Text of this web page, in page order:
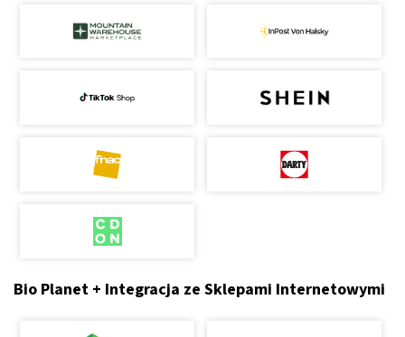
Bio Planet + Integracja ze Sklepami Internetowymi